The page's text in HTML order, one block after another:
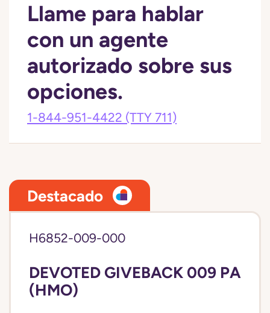
Llame para hablar
con un agente
autorizado sobre sus
opciones.
1-844-951-4422 (TTY 711)
Destacado
H6852-009-000
DEVOTED GIVEBACK 009 PA
(HMO)